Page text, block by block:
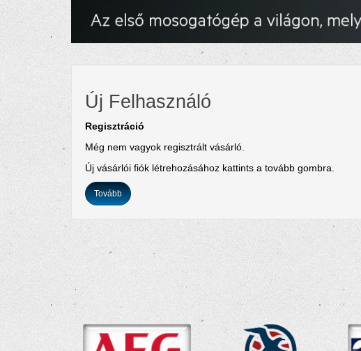
Új Felhasználó
Regisztráció
Még nem vagyok regisztrált vásárló.
Új vásárlói fiók létrehozásához kattints a tovább gombra.
Tovább